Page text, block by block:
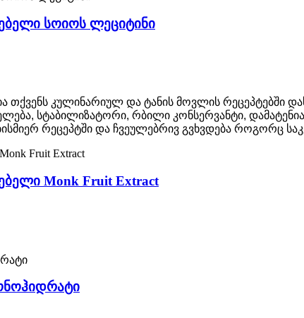
სოიოს ლეციტინი
თქვენს კულინარიულ და ტანის მოვლის რეცეპტებში
სტაბილიზატორი, რბილი კონსერვანტი,
რეცეპტში და ჩვეულებრივ გვხვდება როგორც
Monk Fruit Extract